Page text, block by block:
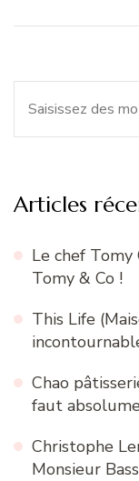
Articles
Le chef
Tomy & Co !
This Life
Chao
faut
Christophe
Monsieur